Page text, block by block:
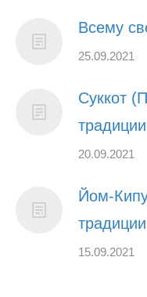
Всему
25.09.2021
Суккот
20.09.2021
Йом-
15.09.2021